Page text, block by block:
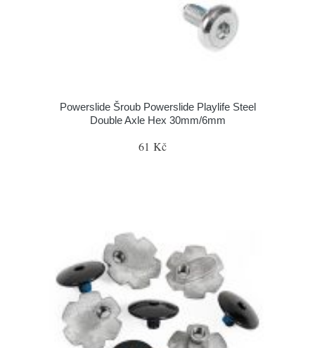
Powerslide Šroub Powerslide Playlife Steel
Double Axle Hex 30mm/6mm
61 Kč